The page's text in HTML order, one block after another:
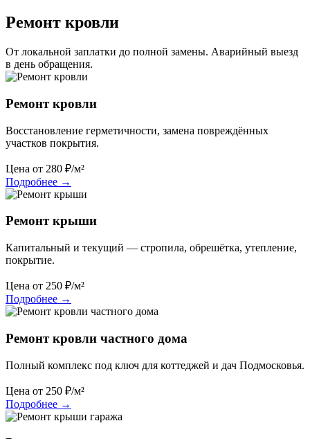
Ремонт кровли
От локальной заплатки до полной замены. Аварийный выезд
в день обращения.
Ремонт кровли
Восстановление герметичности, замена повреждённых
участков покрытия.
Цена от 280 ₽/м²
Подробнее →
Ремонт крыши
Капитальный и текущий — стропила, обрешётка, утепление,
покрытие.
Цена от 250 ₽/м²
Подробнее →
Ремонт кровли частного дома
Полный комплекс под ключ для коттеджей и дач Подмосковья.
Цена от 250 ₽/м²
Подробнее →